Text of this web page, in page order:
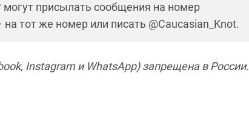
могут присылать сообщения на номер
тот же номер или писать @Caucasian_Knot.
Instagram и WhatsApp) запрещена в России.